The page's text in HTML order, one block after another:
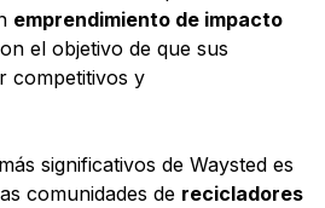
emprendimiento de impacto
el objetivo de que sus
competitivos y
significativos de Waysted es
comunidades de recicladores